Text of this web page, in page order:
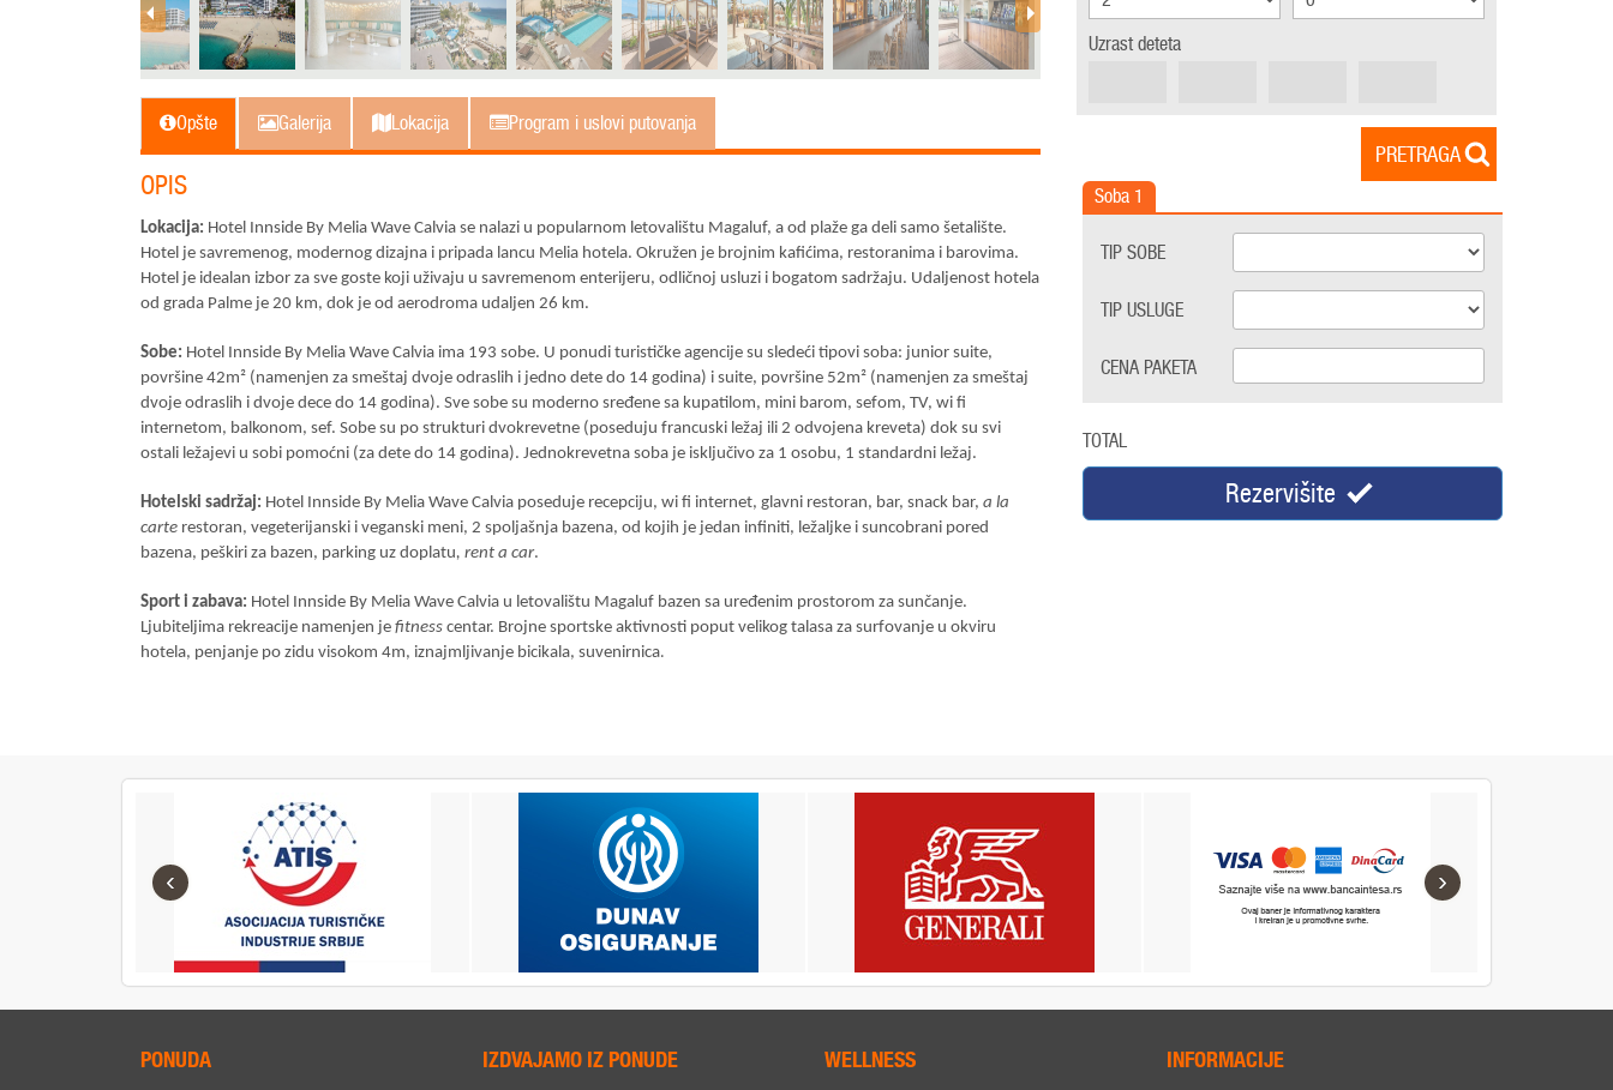
Opšte Galerija Lokacija Program i uslovi putovanja
OPIS
Lokacija: Hotel Innside By Melia Wave Calvia se nalazi u popularnom letovalištu Magaluf, a od plaže ga deli samo šetalište.
Hotel je savremenog, modernog dizajna i pripada lancu Melia hotela. Okružen je brojnim kafićima, restoranima i barovima.
Hotel je idealan izbor za sve goste koji uživaju u savremenom enterijeru, odličnoj usluzi i bogatom sadržaju. Udaljenost hotela
od grada Palme je 20 km, dok je od aerodroma udaljen 26 km.
Sobe: Hotel Innside By Melia Wave Calvia ima 193 sobe. U ponudi turističke agencije su sledeći tipovi soba: junior suite,
površine 42m² (namenjen za smeštaj dvoje odraslih i jedno dete do 14 godina) i suite, površine 52m² (namenjen za smeštaj
dvoje odraslih i dvoje dece do 14 godina). Sve sobe su moderno sređene sa kupatilom, mini barom, sefom, TV, wi fi
internetom, balkonom, sef. Sobe su po strukturi dvokrevetne (poseduju francuski ležaj ili 2 odvojena kreveta) dok su svi
ostali ležajevi u sobi pomoćni (za dete do 14 godina). Jednokrevetna soba je isključivo za 1 osobu, 1 standardni ležaj.
Hotelski sadržaj: Hotel Innside By Melia Wave Calvia poseduje recepciju, wi fi internet, glavni restoran, bar, snack bar, a la
carte restoran, vegeterijanski i veganski meni, 2 spoljašnja bazena, od kojih je jedan infiniti, ležaljke i suncobrani pored
bazena, peškiri za bazen, parking uz doplatu, rent a car.
Sport i zabava: Hotel Innside By Melia Wave Calvia u letovalištu Magaluf bazen sa uređenim prostorom za sunčanje.
Ljubiteljima rekreacije namenjen je fitness centar. Brojne sportske aktivnosti poput velikog talasa za surfovanje u okviru
hotela, penjanje po zidu visokom 4m, iznajmljivanje bicikala, suvenirnica.
Uzrast deteta
PRETRAGA
Soba 1
TIP SOBE
TIP USLUGE
CENA PAKETA
TOTAL
Rezervišite
‹ ›
PONUDA IZDVAJAMO IZ PONUDE WELLNESS INFORMACIJE